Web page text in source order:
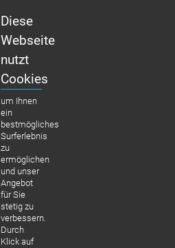
* Tarif: normale Telefongeb. für einen Anruf
Diese
Webseite
nutzt
Cookies
um Ihnen
ein
bestmögliches
Surferlebnis
zu
ermöglichen
und unser
Angebot
für Sie
stetig zu
verbessern.
Durch
Klick auf